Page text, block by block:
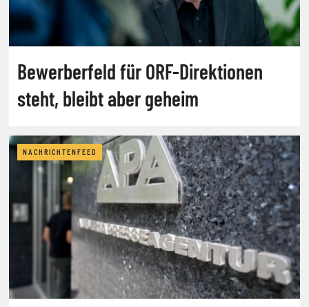
Bewerberfeld für ORF-Direktionen
steht, bleibt aber geheim
NACHRICHTENFEED